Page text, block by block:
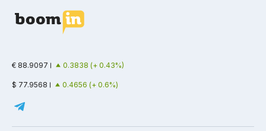
€ 88.9097 0.3838 (+ 0.43%)
$ 77.9568 0.4656 (+ 0.6%)